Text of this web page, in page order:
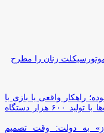
زنان را مطرح
راهکار واقعی یا بازی با
منابع کشور؟ / جایگزینی کامل فرسوده‌ها با تولید ۶۰۰ هزار دستگاه
به دولت: وقت تصمیم